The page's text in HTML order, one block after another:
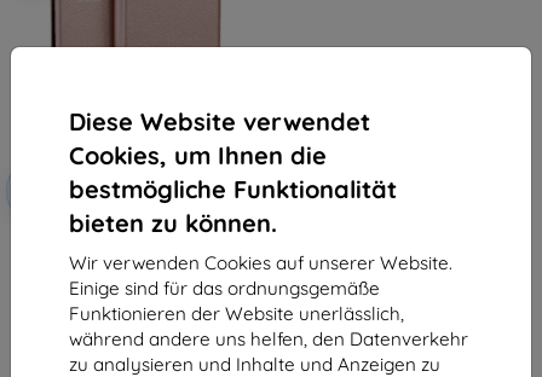
Diese Website verwendet
Cookies, um Ihnen die
bestmögliche Funktionalität
bieten zu können.
Wir verwenden Cookies auf unserer Website.
Einige sind für das ordnungsgemäße
Funktionieren der Website unerlässlich,
während andere uns helfen, den Datenverkehr
zu analysieren und Inhalte und Anzeigen zu
Rabatt
mit
Gutschein
EXTRA10
für Poco M7 Pro rosa und gold
8,90 €
8,01 €
Auf Lager > 5 Stk.